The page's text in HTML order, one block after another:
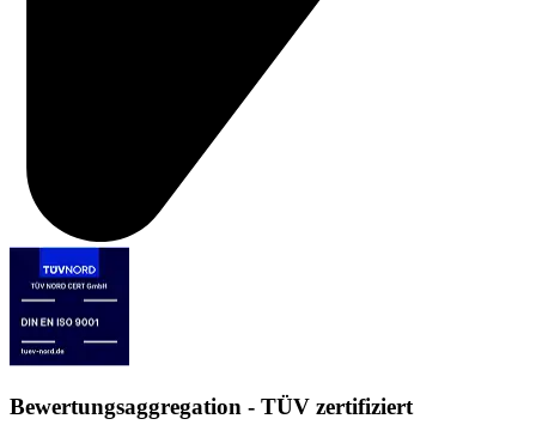
Bewertungsaggregation - TÜV zertifiziert